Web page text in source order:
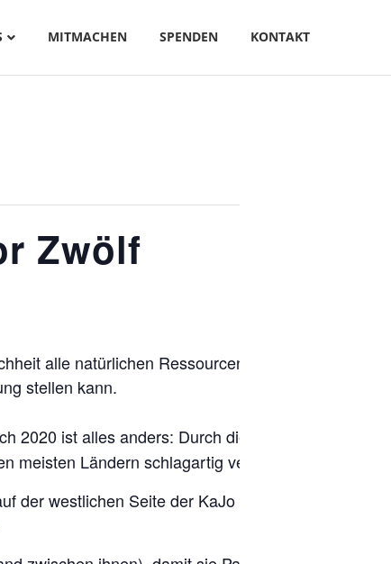
MITMACHEN SPENDEN KONTAKT
Zwölf
alle natürlichen Ressourcen aufgebraucht,
stellen kann.
2020 ist alles anders: Durch die Corona-
meisten Ländern schlagartig verringert.
der westlichen Seite der KaJo entlang, vom